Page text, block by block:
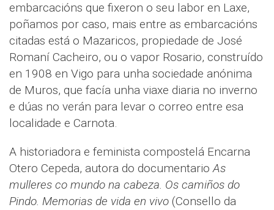
embarcacións que fixeron o seu labor en Laxe,
poñamos por caso, mais entre as embarcacións
citadas está o Mazaricos, propiedade de José
Romaní Cacheiro, ou o vapor Rosario, construído
en 1908 en Vigo para unha sociedade anónima
de Muros, que facía unha viaxe diaria no inverno
e dúas no verán para levar o correo entre esa
localidade e Carnota.
A historiadora e feminista compostelá Encarna
Otero Cepeda, autora do documentarioAs
mulleres co mundo na cabeza. Os camiños do
Pindo. Memorias de vida en vivo (Consello da